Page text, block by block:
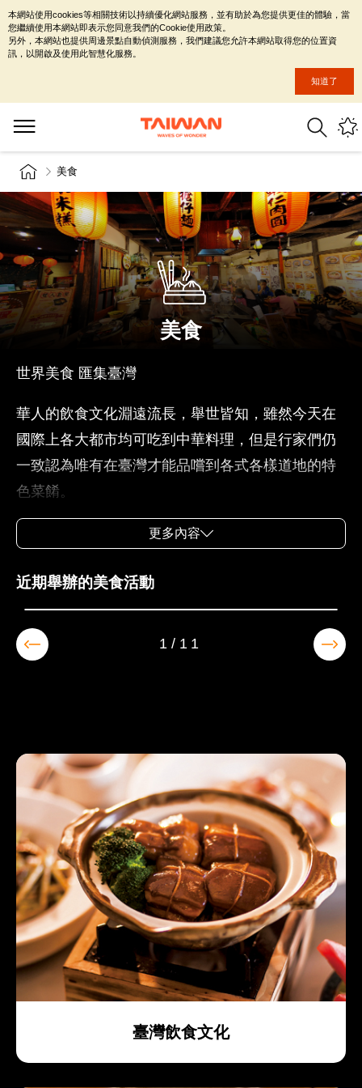
美食
美食
世界美食 匯集臺灣
華人的飲食文化淵遠流長，舉世皆知，雖然今天在
國際上各大都市均可吃到中華料理，但是行家們仍
一致認為唯有在臺灣才能品嚐到各式各樣道地的特
色菜餚。
民以食為天的臺灣，幾乎是三步一小吃店，五步一
片、青椒炒牛肉、干貝蘿蔔球……，到南方口味的
樟茶鴨、鹽焗雞、蜜汁火腿、爆炒蝦仁、乾燒茄
子、麻婆豆腐……，可說是應有盡有。近年來由於
工商業的發展快速，臺灣吃的文化除了傳統的中式
灣出現，美國的漢堡、義大利的披薩、日本的生魚
片、德國的豬腳、瑞士的乳酪等等，包羅萬象，讓
臺灣著實成為饕家的天堂。而臺灣獨有的本土料
理，風靡全球，嚐味一次，必將永生難忘。
更多內容
近期舉辦的美食活動
2026縱谷原遊會 部落食樂園
1/11
臺灣飲食文化
本網站使用cookies等相關技術以持續優化網站服務，並有助於為您提供更佳的體驗，當
您繼續使用本網站即表示您同意我們的Cookie使用政策。
另外，本網站也提供周邊景點自動偵測服務，我們建議您允許本網站取得您的位置資
訊，以開啟及使用此智慧化服務。
知道了